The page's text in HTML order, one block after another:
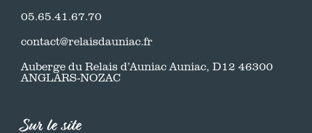
05.65.41.67.70
contact@relaisdauniac.fr
Auberge du Relais d’Auniac Auniac, D12 46300
ANGLARS-NOZAC
Sur le site